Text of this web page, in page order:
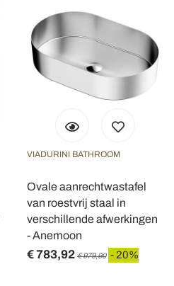
VIADURINI BATHROOM
Ovale aanrechtwastafel
van roestvrij staal in
verschillende afwerkingen
- Anemoon
€ 783,92 € 979,90 - 20%